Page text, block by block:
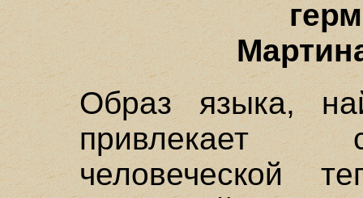
Образ языка,
привлекает
человеческой